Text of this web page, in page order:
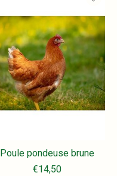
Poule pondeuse brune
€14,50